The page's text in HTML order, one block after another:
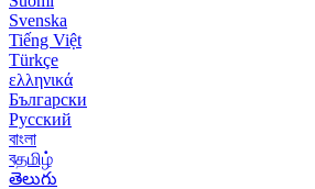
Svenska
Tiếng Việt
Türkçe
ελληνικά
Български
Русский
বাংলা
বதமிழ்
తెలుగు